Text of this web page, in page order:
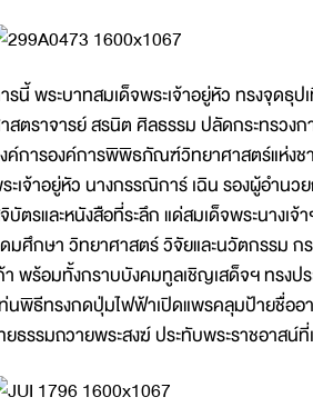
รนี้ พระบาทสมเด็จพระเจ้าอยู่หัว ทรงจุดธุ
สตราจารย์ สรนิต ศิลธรรม ปลัดกระทรวง
ค์การองค์การพิพิธภัณฑ์วิทยาศาสตร์แห่งชา
ะเจ้าอยู่หัว นางกรรณิการ์ เฉิน รองผู้อำน
บัตรและหนังสือที่ระลึก แด่สมเด็จพระนางเ
มศึกษา วิทยาศาสตร์ วิจัยและนวัตกรรม
า พร้อมทั้งกราบบังคมทูลเชิญเสด็จฯ ทรง
นพิธีทรงกดปุ่มไฟฟ้าเปิดแพรคลุมป้ายชื่ออ
ยธรรมถวายพระสงฆ์ ประทับพระราชอาสน์